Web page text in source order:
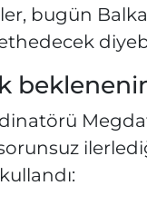
bugün